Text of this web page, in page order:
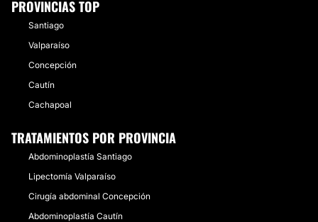
PROVINCIAS TOP
Santiago
Valparaíso
Concepción
Cautín
Cachapoal
TRATAMIENTOS POR PROVINCIA
Abdominoplastía Santiago
Lipectomía Valparaíso
Cirugía abdominal Concepción
Abdominoplastía Cautín